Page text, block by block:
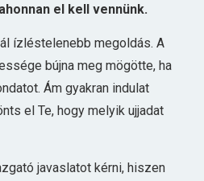
el kell vennünk.
ízléstelenebb megoldás. A
bújna meg mögötte, ha
Ám gyakran indulat
el Te, hogy melyik ujjadat
javaslatot kérni, hiszen